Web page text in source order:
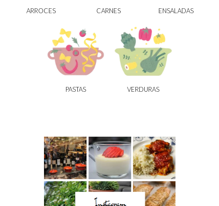
ARROCES CARNES ENSALADAS
PASTAS VERDURAS